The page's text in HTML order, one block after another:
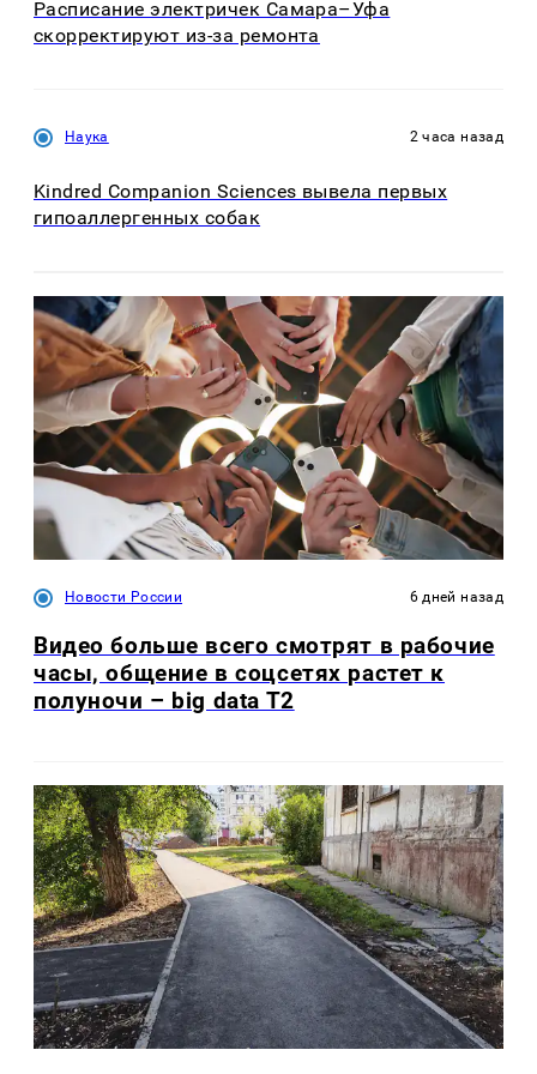
Расписание электричек Самара–Уфа
скорректируют из-за ремонта
Наука 2 часа назад
Kindred Companion Sciences вывела первых
гипоаллергенных собак
Новости России 6 дней назад
Видео больше всего смотрят в рабочие
часы, общение в соцсетях растет к
полуночи – big data T2